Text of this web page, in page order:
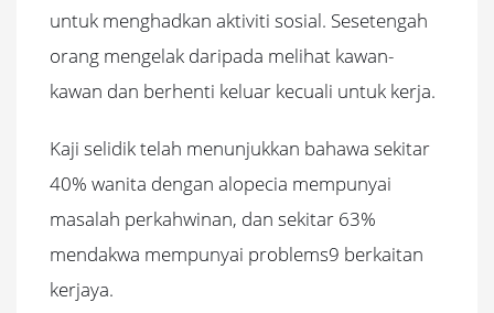
untuk menghadkan aktiviti sosial. Sesetengah
orang mengelak daripada melihat kawan-
kawan dan berhenti keluar kecuali untuk kerja.
Kaji selidik telah menunjukkan bahawa sekitar
40% wanita dengan alopecia mempunyai
masalah perkahwinan, dan sekitar 63%
mendakwa mempunyai problems9 berkaitan
kerjaya.